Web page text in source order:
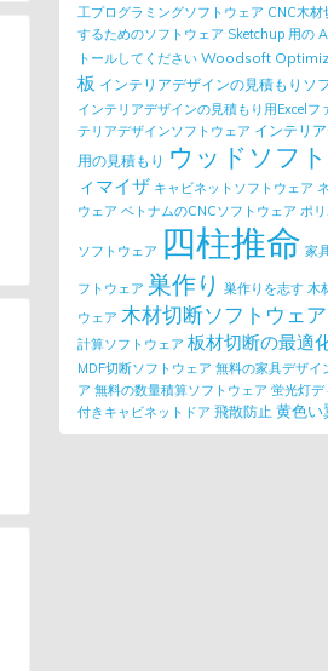
工プログラミングソフトウェア CNC木材
するためのソフトウェア Sketchup 用の
トールしてください Woodsoft
板 インテリアデザインの見積もりソ
インテリアデザインの見積もり用Excelフ
テリアデザインソフトウェア インテリ
用の見積もり ウッドソフト
ィマイザ キャビネットソフトウェア
ウェア ベトナムのCNCソフトウェア ポ
ソフトウェア 四柱推命 家
フトウェア 巣作り 巣作りを志す 木
ウェア 木材切断ソフトウェア
計算ソフトウェア 板材切断の最適
MDF切断ソフトウェア 無料の家具デザイ
ア 無料の数量積算ソフトウェア 蛍光灯デ
付きキャビネットドア 飛散防止 黄色い